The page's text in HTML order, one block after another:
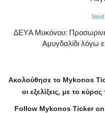
ΔEΥA Mυκόvoυ:
Αμυγδαλίδι λόγω
Ακολούθησε το Mykonos
οι εξελίξεις, με το κύρος
Follow Mykonos Ticker on